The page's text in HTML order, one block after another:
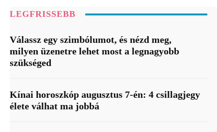
LEGFRISSEBB
Válassz egy szimbólumot, és nézd meg,
milyen üzenetre lehet most a legnagyobb
szükséged
Kínai horoszkóp augusztus 7-én: 4 csillagjegy
élete válhat ma jobbá